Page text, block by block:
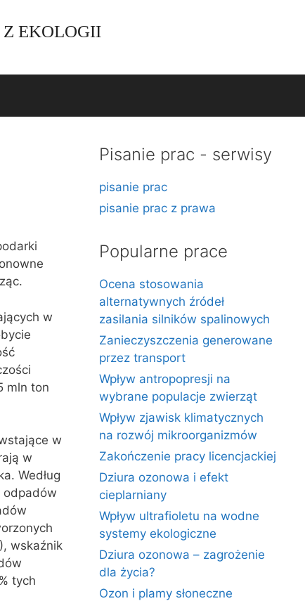
EKOLOGII
w
mln ton
w
w
Według
odpadów
wskaźnik
tych
Pisanie prac - serwisy
pisanie prac
pisanie prac z prawa
Popularne prace
Ocena stosowania
alternatywnych źródeł
zasilania silników spalinowych
Zanieczyszczenia generowane
przez transport
Wpływ antropopresji na
wybrane populacje zwierząt
Wpływ zjawisk klimatycznych
na rozwój mikroorganizmów
Zakończenie pracy licencjackiej
Dziura ozonowa i efekt
cieplarniany
Wpływ ultrafioletu na wodne
systemy ekologiczne
Dziura ozonowa – zagrożenie
dla życia?
Ozon i plamy słoneczne